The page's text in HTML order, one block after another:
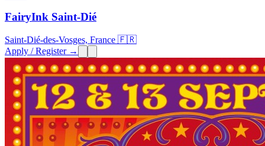
FairyInk Saint-Dié
Saint-Dié-des-Vosges, France 🇫🇷
Apply / Register →